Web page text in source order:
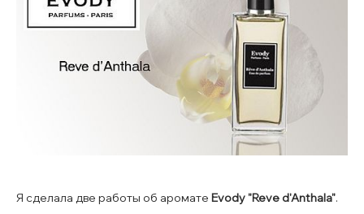
Я сделала две работы об аромате Evody "Reve d'Anthala".